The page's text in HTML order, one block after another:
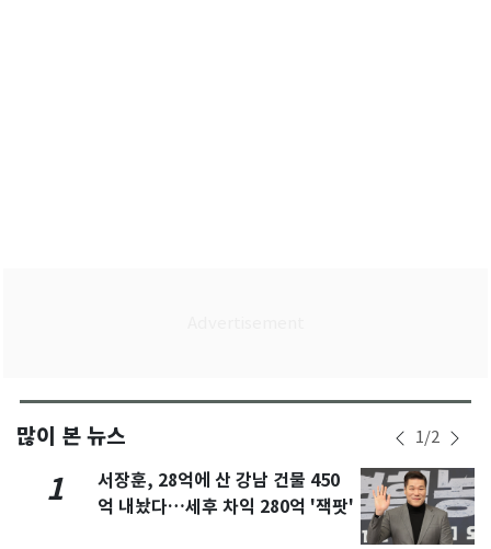
많이 본 뉴스 1/2
1
서장훈, 28억에 산 강남 건물 450
억 내놨다…세후 차익 280억 '잭팟'